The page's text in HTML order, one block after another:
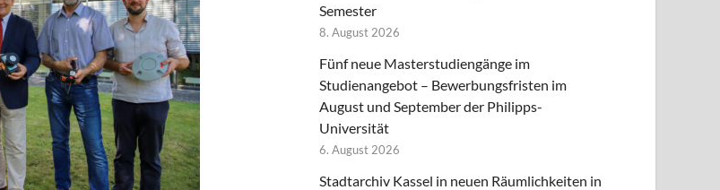
Semester
8. August 2026
Fünf neue Masterstudiengänge im
Studienangebot – Bewerbungsfristen im
August und September der Philipps-
Universität
6. August 2026
Stadtarchiv Kassel in neuen Räumlichkeiten in